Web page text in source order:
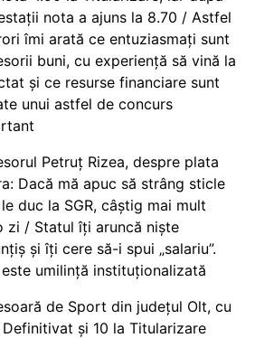
nota a ajuns la 8.70 / Astfel
îmi arată ce entuziasmați sunt
buni, cu experiență să vină la
și ce resurse financiare sunt
unui astfel de concurs
Petruț Rizea, despre plata
Dacă mă apuc să strâng sticle
duc la SGR, câștig mai mult
zi / Statul îți aruncă niște
și îți cere să-i spui „salariu”.
umilință instituționalizată
de Sport din județul Olt, cu
Definitivat și 10 la Titularizare